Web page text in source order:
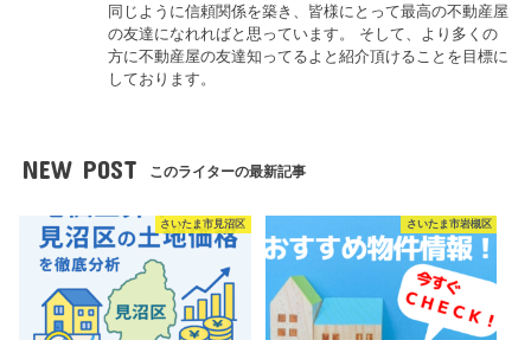
同じように信頼関係を築き、皆様にとって最高の不動産屋
の友達になれればと思っています。 そして、より多くの
方に不動産屋の友達知ってるよと紹介頂けることを目標に
しております。
NEW POST このライターの最新記事
さいたま市見沼区 さいたま市岩槻区